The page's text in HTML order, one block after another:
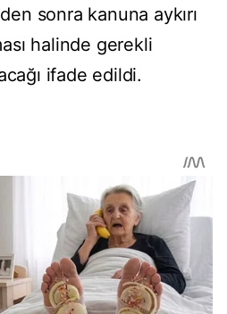
sonra kanuna aykırı
halinde gerekli
ifade edildi.